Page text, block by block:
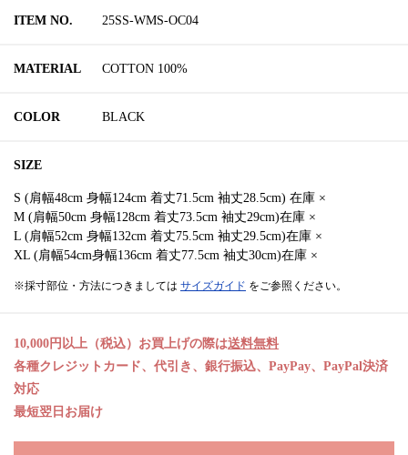
ITEM NO. 25SS-WMS-OC04
MATERIAL COTTON 100%
COLOR BLACK
SIZE
S (肩幅48cm 身幅124cm 着丈71.5cm 袖丈28.5cm) 在庫 ×
M (肩幅50cm 身幅128cm 着丈73.5cm 袖丈29cm)在庫 ×
L (肩幅52cm 身幅132cm 着丈75.5cm 袖丈29.5cm)在庫 ×
XL (肩幅54cm身幅136cm 着丈77.5cm 袖丈30cm)在庫 ×
※採寸部位・方法につきましては サイズガイド をご参照ください。
10,000円以上（税込）お買上げの際は送料無料
各種クレジットカード、代引き、銀行振込、PayPay、PayPal決済
対応
最短翌日お届け